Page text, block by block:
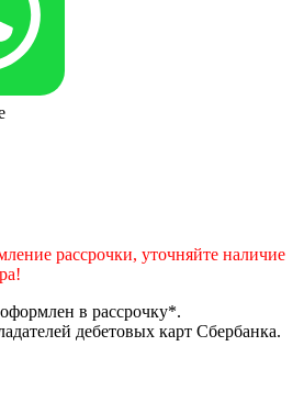
рассрочки, уточняйте наличие
в рассрочку*.
дебетовых карт Сбербанка.